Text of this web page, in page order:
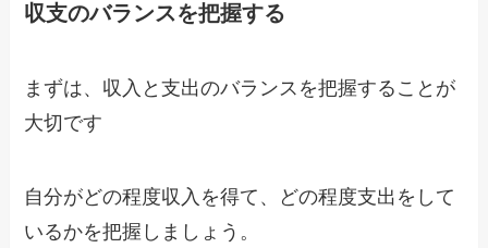
収支のバランスを把握する
まずは、収入と支出のバランスを把握することが
大切です
自分がどの程度収入を得て、どの程度支出をして
いるかを把握しましょう。